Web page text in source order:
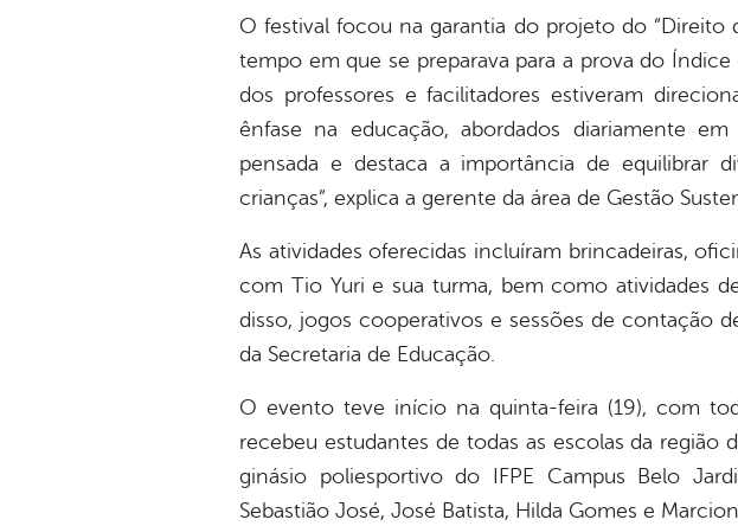
O festival focou na garantia do projeto do “Direito
tempo em que se preparava para a prova do
dos professores e facilitadores estiveram
ênfase na educação, abordados diariamente
pensada e destaca a importância de equilibrar
crianças”, explica a gerente da área de Gestão
As atividades oferecidas incluíram brincadeiras,
com Tio Yuri e sua turma, bem como atividades
disso, jogos cooperativos e sessões de contação
da Secretaria de Educação.
O evento teve início na quinta-feira (19), com
recebeu estudantes de todas as escolas da
ginásio poliesportivo do IFPE Campus Belo
Sebastião José, José Batista, Hilda Gomes e